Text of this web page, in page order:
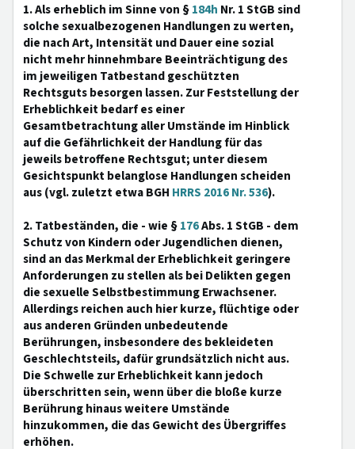
1. Als erheblich im Sinne von §184h Nr. 1 StGB sind
solche sexualbezogenen Handlungen zu werten,
die nach Art, Intensität und Dauer eine sozial
nicht mehr hinnehmbare Beeinträchtigung des
im jeweiligen Tatbestand geschützten
Rechtsguts besorgen lassen. Zur Feststellung der
Erheblichkeit bedarf es einer
Gesamtbetrachtung aller Umstände im Hinblick
auf die Gefährlichkeit der Handlung für das
jeweils betroffene Rechtsgut; unter diesem
Gesichtspunkt belanglose Handlungen scheiden
aus (vgl. zuletzt etwa BGH HRRS 2016 Nr. 536).
2. Tatbeständen, die - wie §176Abs. 1 StGB - dem
Schutz von Kindern oder Jugendlichen dienen,
sind an das Merkmal der Erheblichkeit geringere
Anforderungen zu stellen als bei Delikten gegen
die sexuelle Selbstbestimmung Erwachsener.
Allerdings reichen auch hier kurze, flüchtige oder
aus anderen Gründen unbedeutende
Berührungen, insbesondere des bekleideten
Geschlechtsteils, dafür grundsätzlich nicht aus.
Die Schwelle zur Erheblichkeit kann jedoch
überschritten sein, wenn über die bloße kurze
Berührung hinaus weitere Umstände
hinzukommen, die das Gewicht des Übergriffes
erhöhen.